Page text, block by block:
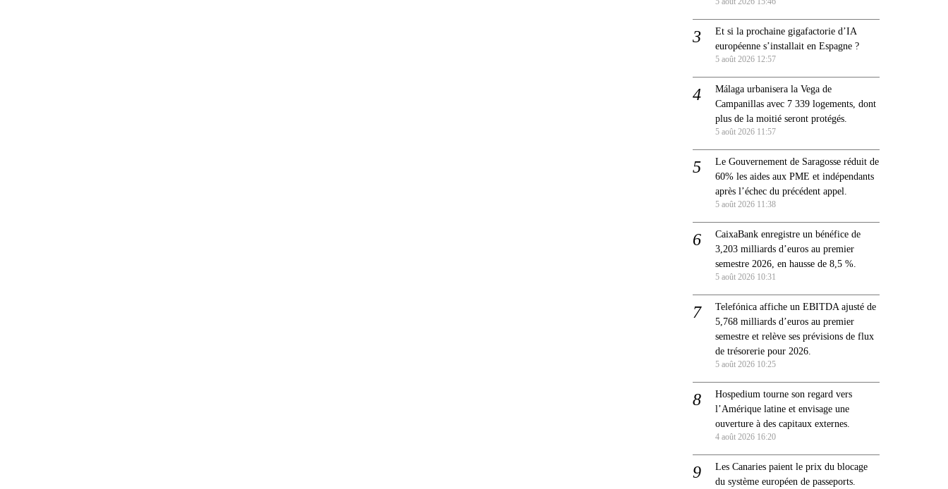
Et si la prochaine gigafactorie d’IA
européenne s’installait en Espagne ?
5 août 2026 12:57
Málaga urbanisera la Vega de
Campanillas avec 7 339 logements, dont
plus de la moitié seront protégés.
5 août 2026 11:57
Le Gouvernement de Saragosse réduit de
60% les aides aux PME et indépendants
après l’échec du précédent appel.
5 août 2026 11:38
CaixaBank enregistre un bénéfice de
3,203 milliards d’euros au premier
semestre 2026, en hausse de 8,5 %.
5 août 2026 10:31
Telefónica affiche un EBITDA ajusté de
5,768 milliards d’euros au premier
semestre et relève ses prévisions de flux
de trésorerie pour 2026.
5 août 2026 10:25
Hospedium tourne son regard vers
l’Amérique latine et envisage une
ouverture à des capitaux externes.
4 août 2026 16:20
Les Canaries paient le prix du blocage
du système européen de passeports.